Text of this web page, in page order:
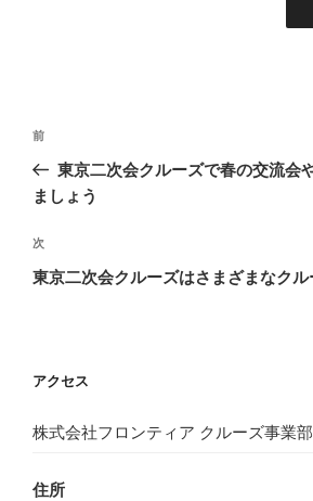
投
ナ
ゲ
ー
前
の
投
前
東京二次会クルーズで春の交流会
ましょう
次
の
次
東京二次会クルーズはさまざまなクル
アクセス
株式会社フロンティア クルーズ事業部
住所